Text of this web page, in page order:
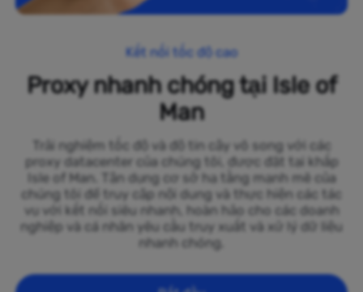
Kết nối tốc độ cao
Proxy nhanh chóng tại Isle of
Man
Trải nghiệm tốc độ và độ tin cậy vô song với các
proxy datacenter của chúng tôi, được đặt tại khắp
Isle of Man. Tận dụng cơ sở hạ tầng mạnh mẽ của
chúng tôi để truy cập nội dung và thực hiện các tác
vụ với kết nối siêu nhanh, hoàn hảo cho các doanh
nghiệp và cá nhân yêu cầu truy xuất và xử lý dữ liệu
nhanh chóng.